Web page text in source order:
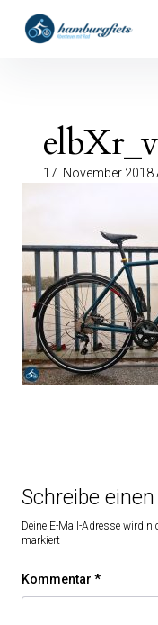
überspringen
hamburgfiets
17. November 2018
Schreibe
Deine E-Mail-Adresse wird
markiert
Kommentar *